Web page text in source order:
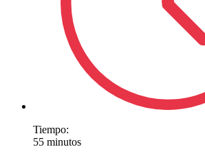
Tiempo:
55 minutos